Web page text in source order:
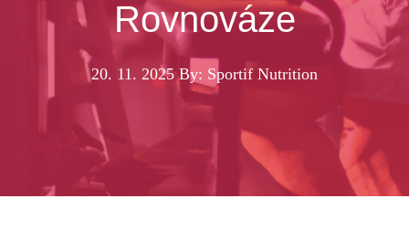
Rovnováze
20. 11. 2025 By: Sportif Nutrition